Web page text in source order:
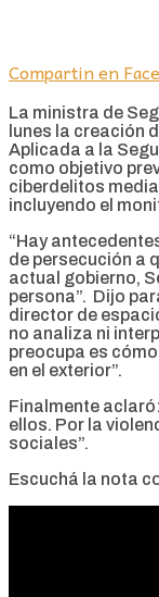
Compartin en
La ministra de
lunes la creación
Aplicada a la
como objetivo
ciberdelitos
incluyendo el
“Hay
de persecución a
actual gobierno,
persona”. Dijo
director de
no analiza ni
preocupa es
en el exterior”.
Finalmente
ellos. Por la
sociales”.
Escuchá la nota